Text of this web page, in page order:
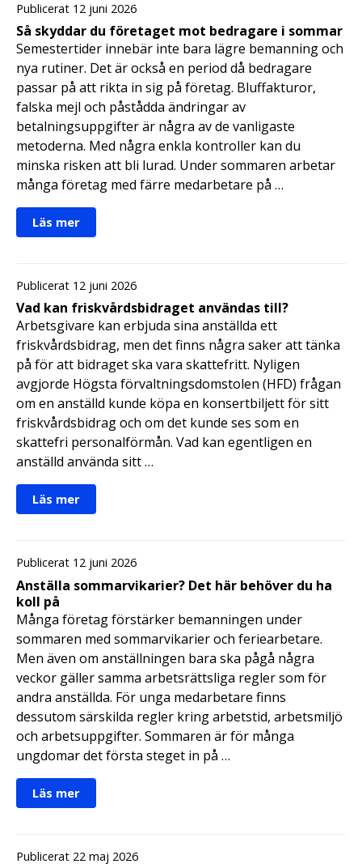
Publicerat 12 juni 2026
Så skyddar du företaget mot bedragare i sommar
Semestertider innebär inte bara lägre bemanning och
nya rutiner. Det är också en period då bedragare
passar på att rikta in sig på företag. Bluffakturor,
falska mejl och påstådda ändringar av
betalningsuppgifter är några av de vanligaste
metoderna. Med några enkla kontroller kan du
minska risken att bli lurad. Under sommaren arbetar
många företag med färre medarbetare på …
Läs mer
Publicerat 12 juni 2026
Vad kan friskvårdsbidraget användas till?
Arbetsgivare kan erbjuda sina anställda ett
friskvårdsbidrag, men det finns några saker att tänka
på för att bidraget ska vara skattefritt. Nyligen
avgjorde Högsta förvaltningsdomstolen (HFD) frågan
om en anställd kunde köpa en konsertbiljett för sitt
friskvårdsbidrag och om det kunde ses som en
skattefri personalförmån. Vad kan egentligen en
anställd använda sitt …
Läs mer
Publicerat 12 juni 2026
Anställa sommarvikarier? Det här behöver du ha
koll på
Många företag förstärker bemanningen under
sommaren med sommarvikarier och feriearbetare.
Men även om anställningen bara ska pågå några
veckor gäller samma arbetsrättsliga regler som för
andra anställda. För unga medarbetare finns
dessutom särskilda regler kring arbetstid, arbetsmiljö
och arbetsuppgifter. Sommaren är för många
ungdomar det första steget in på …
Läs mer
Publicerat 22 maj 2026